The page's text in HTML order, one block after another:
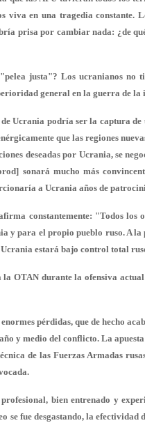
viva en una tragedia constante.
prisa por cambiar nada: ¿de
justa"? Los ucranianos no
general en la guerra de la
Ucrania podría ser la captura
que las regiones
deseadas por Ucrania, se
sonará mucho más
a Ucrania años de
constantemente: "Todos los
y para el propio pueblo ruso. A
estará bajo control total
OTAN durante la ofensiva
pérdidas, que de hecho
y medio del conflicto. La
de las Fuerzas Armadas
bien entrenado y
se fue desgastando, la